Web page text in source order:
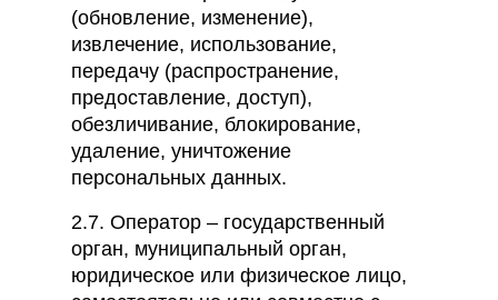
(обновление, изменение),
извлечение, использование,
передачу (распространение,
предоставление, доступ),
обезличивание, блокирование,
удаление, уничтожение
персональных данных.
2.7. Оператор – государственный
орган, муниципальный орган,
юридическое или физическое лицо,